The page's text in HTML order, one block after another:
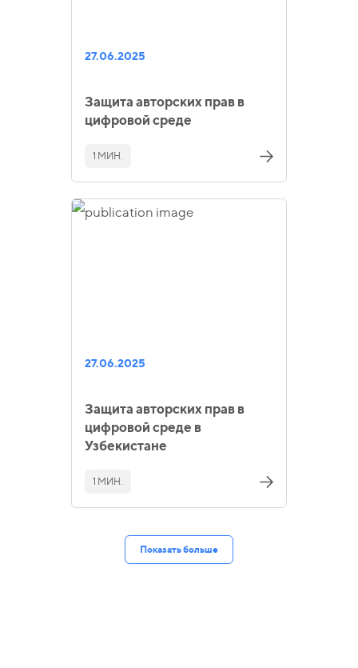
27.06.2025
Защита авторских прав в
цифровой среде
1 МИН.
27.06.2025
Защита авторских прав в
цифровой среде в
Узбекистане
1 МИН.
Показать больше